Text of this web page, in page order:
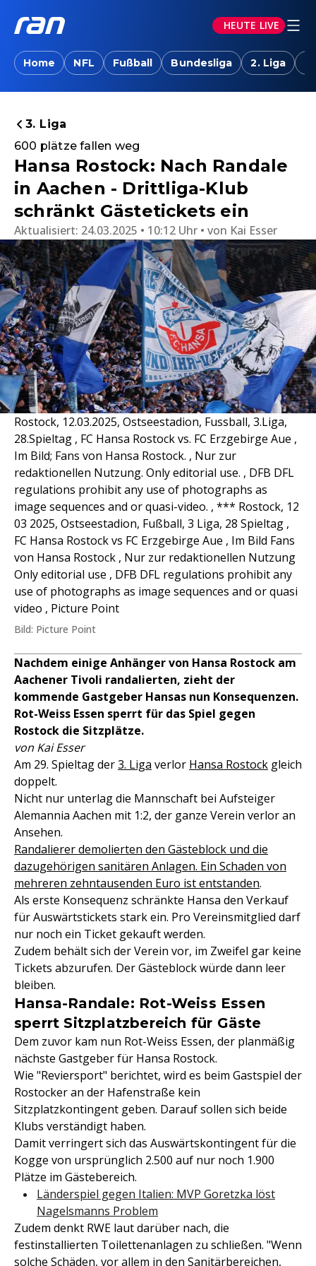
HEUTE LIVE
Home NFL Fußball Bundesliga 2. Liga
3. Liga
600 plätze fallen weg
Hansa Rostock: Nach Randale
in Aachen - Drittliga-Klub
schränkt Gästetickets ein
Aktualisiert: 24.03.2025 • 10:12 Uhr von Kai Esser
Rostock, 12.03.2025, Ostseestadion, Fussball, 3.Liga,
28.Spieltag , FC Hansa Rostock vs. FC Erzgebirge Aue ,
Im Bild; Fans von Hansa Rostock. , Nur zur
redaktionellen Nutzung. Only editorial use. , DFB DFL
regulations prohibit any use of photographs as
image sequences and or quasi-video. , *** Rostock, 12
03 2025, Ostseestadion, Fußball, 3 Liga, 28 Spieltag ,
FC Hansa Rostock vs FC Erzgebirge Aue , Im Bild Fans
von Hansa Rostock , Nur zur redaktionellen Nutzung
Only editorial use , DFB DFL regulations prohibit any
use of photographs as image sequences and or quasi
video , Picture Point
Bild: Picture Point
Nachdem einige Anhänger von Hansa Rostock am
Aachener Tivoli randalierten, zieht der
kommende Gastgeber Hansas nun Konsequenzen.
Rot-Weiss Essen sperrt für das Spiel gegen
Rostock die Sitzplätze.
von Kai Esser
Am 29. Spieltag der3. Liga verlor Hansa Rostock gleich
doppelt.
Nicht nur unterlag die Mannschaft bei Aufsteiger
Alemannia Aachen mit 1:2, der ganze Verein verlor an
Ansehen.
Randalierer demolierten den Gästeblock und die
dazugehörigen sanitären Anlagen. Ein Schaden von
mehreren zehntausenden Euro ist entstanden.
Als erste Konsequenz schränkte Hansa den Verkauf
für Auswärtstickets stark ein. Pro Vereinsmitglied darf
nur noch ein Ticket gekauft werden.
Zudem behält sich der Verein vor, im Zweifel gar keine
Tickets abzurufen. Der Gästeblock würde dann leer
bleiben.
Hansa-Randale: Rot-Weiss Essen
sperrt Sitzplatzbereich für Gäste
Dem zuvor kam nun Rot-Weiss Essen, der planmäßig
nächste Gastgeber für Hansa Rostock.
Wie "Reviersport" berichtet, wird es beim Gastspiel der
Rostocker an der Hafenstraße kein
Sitzplatzkontingent geben. Darauf sollen sich beide
Klubs verständigt haben.
Damit verringert sich das Auswärtskontingent für die
Kogge von ursprünglich 2.500 auf nur noch 1.900
Plätze im Gästebereich.
Länderspiel gegen Italien: MVP Goretzka löst
Nagelsmanns Problem
Zudem denkt RWE laut darüber nach, die
festinstallierten Toilettenanlagen zu schließen. "Wenn
solche Schäden, vor allem in den Sanitärbereichen,